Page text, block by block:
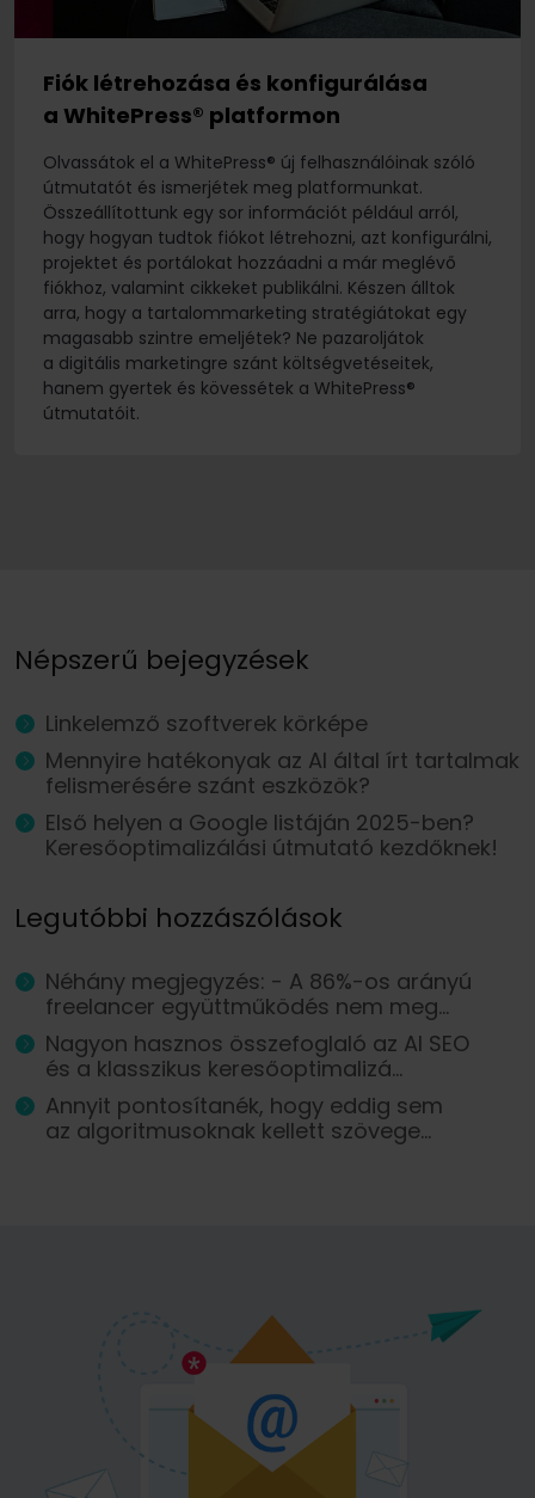
Fiók létrehozása és konfigurálása
a WhitePress®️ platformon
Olvassátok el a WhitePress® új felhasználóinak szóló
útmutatót és ismerjétek meg platformunkat.
Összeállítottunk egy sor információt például arról,
hogy hogyan tudtok fiókot létrehozni, azt konfigurálni,
projektet és portálokat hozzáadni a már meglévő
fiókhoz, valamint cikkeket publikálni. Készen álltok
arra, hogy a tartalommarketing stratégiátokat egy
magasabb szintre emeljétek? Ne pazaroljátok
a digitális marketingre szánt költségvetéseitek,
hanem gyertek és kövessétek a WhitePress®
útmutatóit.
Népszerű bejegyzések
Linkelemző szoftverek körképe
Mennyire hatékonyak az AI által írt tartalmak
felismerésére szánt eszközök?
Első helyen a Google listáján 2025-ben?
Keresőoptimalizálási útmutató kezdőknek!
Legutóbbi hozzászólások
Néhány megjegyzés: - A 86%-os arányú
freelancer együttműködés nem meg...
Nagyon hasznos összefoglaló az AI SEO
és a klasszikus keresőoptimalizá...
Annyit pontosítanék, hogy eddig sem
az algoritmusoknak kellett szövege...